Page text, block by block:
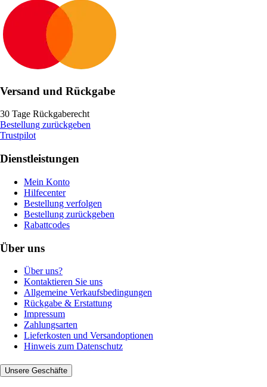
Versand und Rückgabe
30 Tage Rückgaberecht
Bestellung zurückgeben
Trustpilot
Dienstleistungen
Mein Konto
Hilfecenter
Bestellung verfolgen
Bestellung zurückgeben
Rabattcodes
Über uns
Über uns?
Kontaktieren Sie uns
Allgemeine Verkaufsbedingungen
Rückgabe & Erstattung
Impressum
Zahlungsarten
Lieferkosten und Versandoptionen
Hinweis zum Datenschutz
Unsere Geschäfte